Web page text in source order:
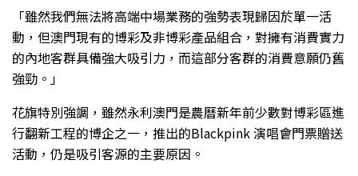
「雖然我們無法將高端中場業務的強勢表現歸因於單一活
動，但澳門現有的博彩及非博彩產品組合，對擁有消費實力
的內地客群具備強大吸引力，而這部分客群的消費意願仍舊
強勁。」
花旗特別強調，雖然永利澳門是農曆新年前少數對博彩區進
行翻新工程的博企之一，推出的Blackpink 演唱會門票贈送
活動，仍是吸引客源的主要原因。